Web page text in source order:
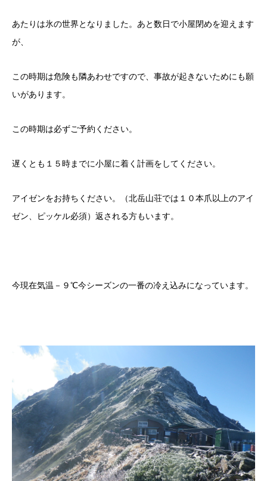
あたりは氷の世界となりました。あと数日で小屋閉めを迎えます
が、
この時期は危険も隣あわせですので、事故が起きないためにも願
いがあります。
この時期は必ずご予約ください。
遅くとも１５時までに小屋に着く計画をしてください。
アイゼンをお持ちください。（北岳山荘では１０本爪以上のアイ
ゼン、ピッケル必須）返される方もいます。
今現在気温－９℃今シーズンの一番の冷え込みになっています。